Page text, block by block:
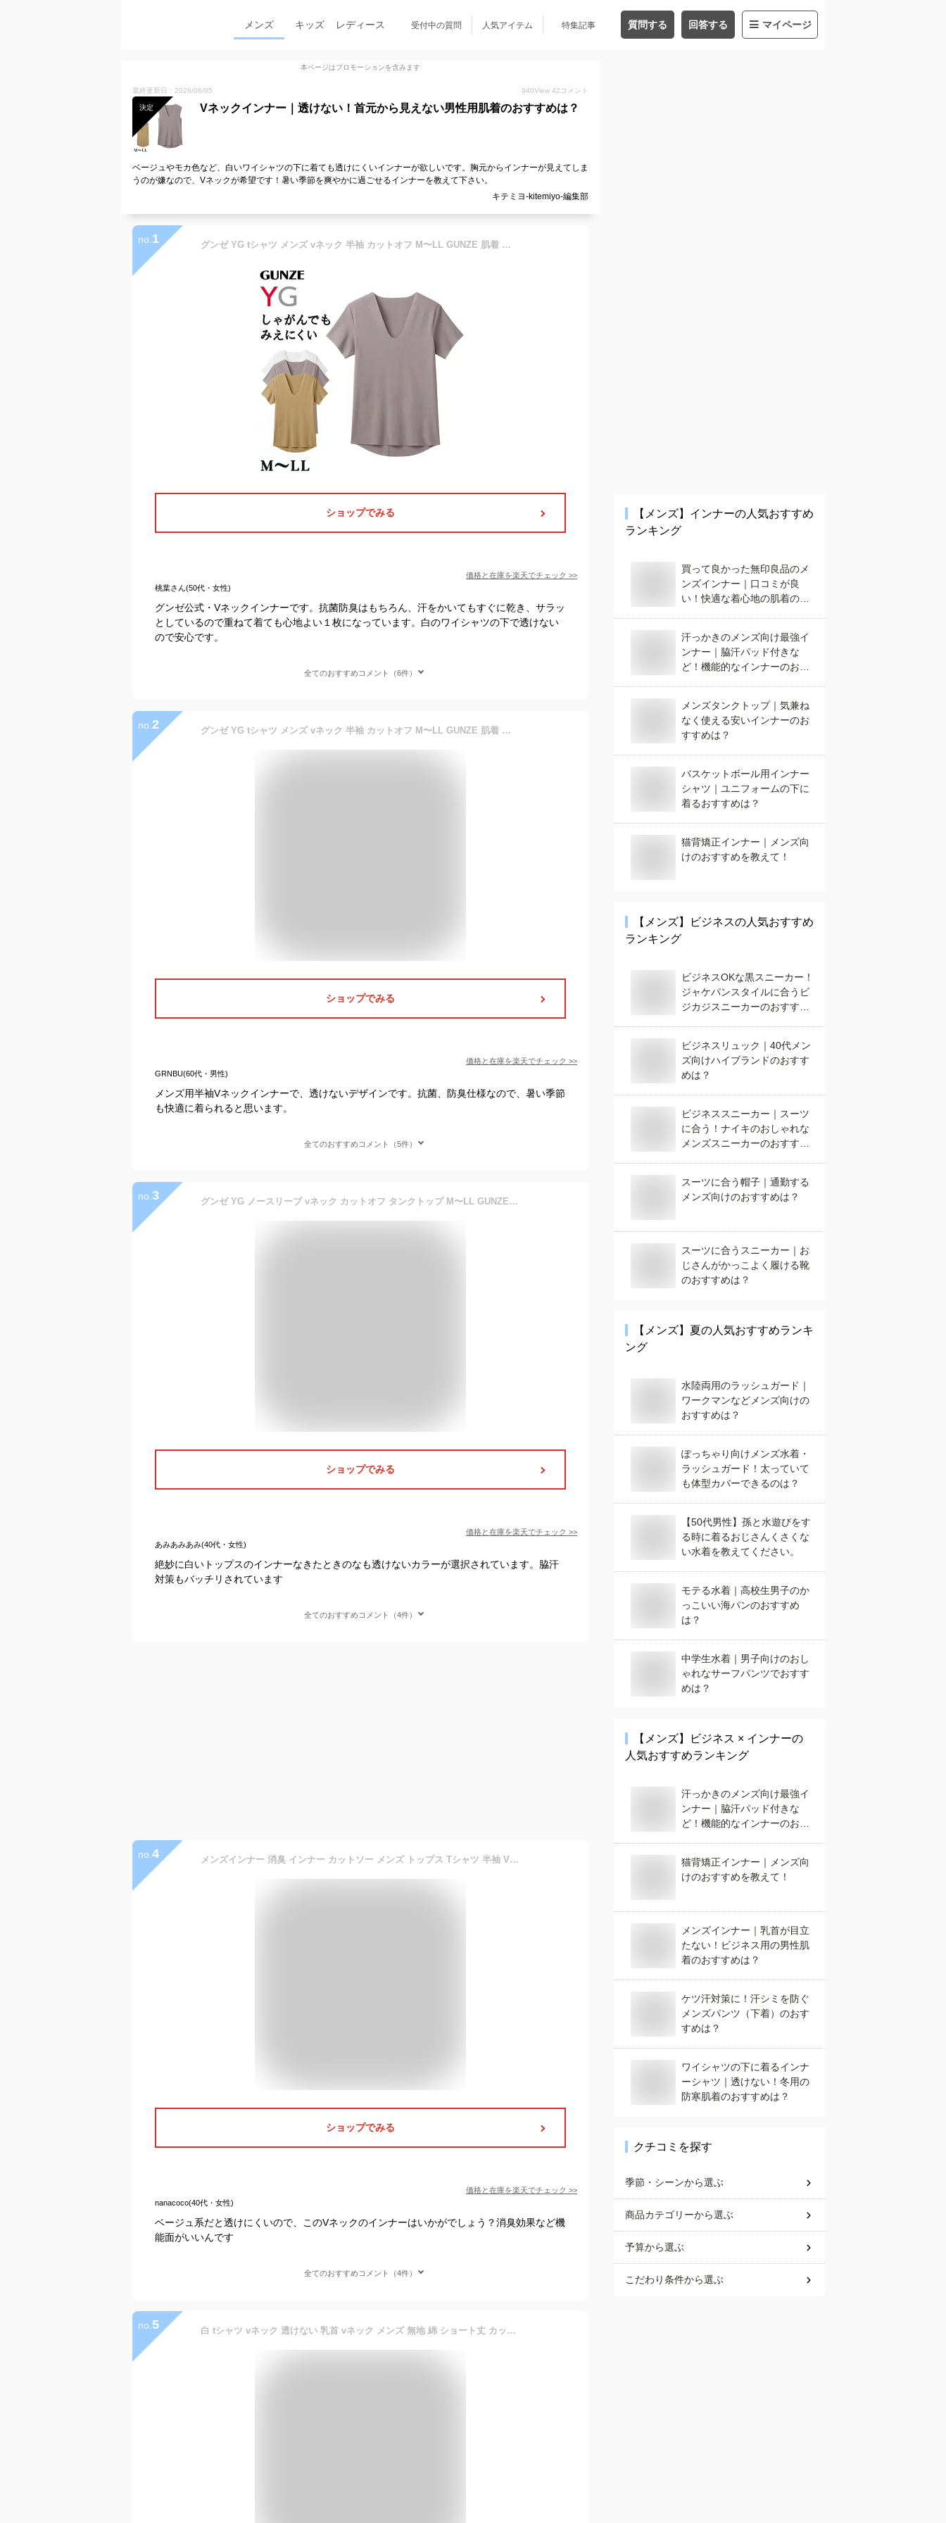
メンズ キッズ レディース 受付中の質問 人気アイテム 特集記事 質問する 回答する マイページ
本ページはプロモーションを含みます
最終更新日：2026/06/05 940View 42 コメント
決定 Vネックインナー｜透けない！首元から見えない男性用肌着のおすすめは？
ベージュやモカ色など、白いワイシャツの下に着ても透けにくいインナーが欲しいです。胸元からインナーが見えてしま
うのが嫌なので、Vネックが希望です！暑い季節を爽やかに過ごせるインナーを教えて下さい。
キテミヨ-kitemiyo-編集部
no. 1 グンゼ YG tシャツ メンズ vネック 半袖 カットオフ M〜LL GUNZE 肌着 下着 男性 紳士 インナーシャツ v首 CUTOFF シャツ 透けない ひびきにくい 抗菌 防臭 黒 肌色 白 ビジネス インナー
ショップでみる
価格と在庫を楽天でチェック >>
桃葉さん(50代・女性)
グンゼ公式・Vネックインナーです。抗菌防臭はもちろん、汗をかいてもすぐに乾き、サラッ
としているので重ねて着ても心地よい１枚になっています。白のワイシャツの下で透けない
ので安心です。
全てのおすすめコメント（6件）
no. 2 グンゼ YG tシャツ メンズ vネック 半袖 カットオフ M〜LL GUNZE 肌着 下着 男性 紳士 インナーシャツ v首 CUTOFF シャツ 透けない ひびきにくい 抗菌 防臭 黒 肌色 白 ビジネス インナー
ショップでみる
価格と在庫を楽天でチェック >>
GRNBU(60代・男性)
メンズ用半袖Vネックインナーで、透けないデザインです。抗菌、防臭仕様なので、暑い季節
も快適に着られると思います。
全てのおすすめコメント（5件）
no. 3 グンゼ YG ノースリーブ vネック カットオフ タンクトップ M〜LL GUNZE 下着 肌着 インナーシャツ スリーブレス 男性 紳士 v首 CUTOFF シャツ 透けない ひびきにくい 抗菌 防臭 黒 肌色 白【在庫限り】
ショップでみる
価格と在庫を楽天でチェック >>
あみあみあみ(40代・女性)
絶妙に白いトップスのインナーなきたときのなも透けないカラーが選択されています。脇汗
対策もバッチリされています
全てのおすすめコメント（4件）
no. 4 メンズインナー 消臭 インナー カットソー メンズ トップス Tシャツ 半袖 Vネック スリム 肌着 ドライ加工 春 夏 30代 40代 50代 メンズtシャツ メンズ肌着vネック vネックtシャツ 半袖シャツ 春夏 ビジネス メンズ白tシャツ メンズ40代tシャツ 透けない白tシャツ
ショップでみる
価格と在庫を楽天でチェック >>
nanacoco(40代・女性)
ベージュ系だと透けにくいので、このVネックのインナーはいかがでしょう？消臭効果など機
能面がいいんです
全てのおすすめコメント（4件）
no. 5 白 tシャツ vネック 透けない 乳首 vネック メンズ 無地 綿 ショート丈 カットソー 半袖 40代 50代 夏 丈夫 厚手 半袖Tシャツ 白tシャツ vネックtシャツ マッチョ に 見える t シャツ ファッション メンズファッション ジャケット インナー トップス 大人のtシャツ
【メンズ】 インナーの人気おすすめ
ランキング
買って良かった無印良品のメ
ンズインナー｜口コミが良
い！快適な着心地の肌着のお
汗っかきのメンズ向け最強イ
ンナー｜脇汗パッド付きな
ど！機能的なインナーのおす
メンズタンクトップ｜気兼ね
なく使える安いインナーのお
すすめは？
バスケットボール用インナー
シャツ｜ユニフォームの下に
着るおすすめは？
猫背矯正インナー｜メンズ向
けのおすすめを教えて！
【メンズ】 ビジネスの人気おすすめ
ランキング
ビジネスOKな黒スニーカー！
ジャケパンスタイルに合うビ
ジカジスニーカーのおすすめ
ビジネスリュック｜40代メン
ズ向けハイブランドのおすす
めは？
ビジネススニーカー｜スーツ
に合う！ナイキのおしゃれな
メンズスニーカーのおすすめ
スーツに合う帽子｜通勤する
メンズ向けのおすすめは？
スーツに合うスニーカー｜お
じさんがかっこよく履ける靴
のおすすめは？
【メンズ】 夏の人気おすすめランキ
ング
水陸両用のラッシュガード｜
ワークマンなどメンズ向けの
おすすめは？
ぽっちゃり向けメンズ水着・
ラッシュガード！太っていて
も体型カバーできるのは？
【50代男性】孫と水遊びをす
る時に着るおじさんくさくな
い水着を教えてください。
モテる水着｜高校生男子のか
っこいい海パンのおすすめ
は？
中学生水着｜男子向けのおし
ゃれなサーフパンツでおすす
めは？
【メンズ】 ビジネス × インナーの
人気おすすめランキング
汗っかきのメンズ向け最強イ
ンナー｜脇汗パッド付きな
ど！機能的なインナーのおす
猫背矯正インナー｜メンズ向
けのおすすめを教えて！
メンズインナー｜乳首が目立
たない！ビジネス用の男性肌
着のおすすめは？
ケツ汗対策に！汗シミを防ぐ
メンズパンツ（下着）のおす
すめは？
ワイシャツの下に着るインナ
ーシャツ｜透けない！冬用の
防寒肌着のおすすめは？
クチコミを探す
季節・シーンから選ぶ
商品カテゴリーから選ぶ
予算から選ぶ
こだわり条件から選ぶ